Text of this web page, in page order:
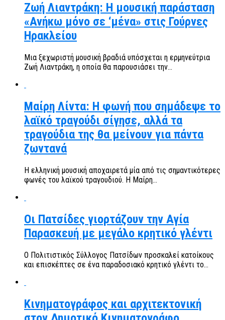
Ζωή Λιαντράκη: Η μουσική παράσταση
«Ανήκω μόνο σε ‘μένα» στις Γούρνες
Ηρακλείου
Μια ξεχωριστή μουσική βραδιά υπόσχεται η ερμηνεύτρια
Ζωή Λιαντράκη, η οποία θα παρουσιάσει την...
Μαίρη Λίντα: Η φωνή που σημάδεψε το
λαϊκό τραγούδι σίγησε, αλλά τα
τραγούδια της θα μείνουν για πάντα
ζωντανά
Η ελληνική μουσική αποχαιρετά μία από τις σημαντικότερες
φωνές του λαϊκού τραγουδιού. Η Μαίρη...
Οι Πατσίδες γιορτάζουν την Αγία
Παρασκευή με μεγάλο κρητικό γλέντι
Ο Πολιτιστικός Σύλλογος Πατσίδων προσκαλεί κατοίκους
και επισκέπτες σε ένα παραδοσιακό κρητικό γλέντι το...
Κινηματογράφος και αρχιτεκτονική